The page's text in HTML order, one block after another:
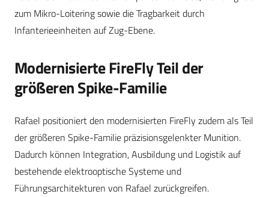
zum Mikro-Loitering sowie die Tragbarkeit durch
Infanterieeinheiten auf Zug-Ebene.
Modernisierte FireFly Teil der
größeren Spike-Familie
Rafael positioniert den modernisierten FireFly zudem als Teil
der größeren Spike-Familie präzisionsgelenkter Munition.
Dadurch können Integration, Ausbildung und Logistik auf
bestehende elektrooptische Systeme und
Führungsarchitekturen von Rafael zurückgreifen.